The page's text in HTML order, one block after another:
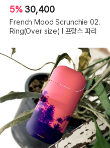
5% 30,400
French Mood Scrunchie 02.
Ring(Over size) l 프랑스 파리